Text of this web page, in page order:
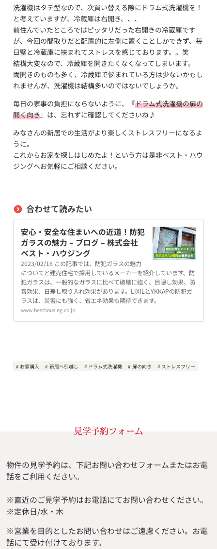
洗濯機はタテ型なので、次買い替える際にドラム式洗濯機を！
と考えていますが、冷蔵庫は右開き、、、
前住んでいたところではピッタリだった右開きの冷蔵庫です
が、今回の間取りだと配置的に左側に置くことしかできず、毎
日壁と冷蔵庫に挟まれてストレスを感じております。。笑
結構大変なので、冷蔵庫を開きたくなくなってしまいます。
両開きのものも多く、冷蔵庫で悩まれている方は少ないかもし
れませんが、洗濯機は結構多いのではないでしょうか。
毎日の家事の負担にならないように、『ドラム式洗濯機の扉の
開く向き』は、忘れずに確認してくださいね♪
みなさんの新居での生活がより楽しくストレスフリーになるよ
うに。
これからお家を探しはじめたよ！という方は是非ベスト・ハウ
ジングへお気軽にご相談ください。
合わせて読みたい
安心・安全な住まいへの近道！防犯
ガラスの魅力 – ブログ – 株式会社
ベスト・ハウジング
2023/02/16 この記事では、防犯ガラスの魅力
についてと建売住宅で採用しているメーカーを紹介しています。防
犯ガラスは、一般的なガラスに比べて破壊に強く、目隠し効果、防
音効果、日差し取り入れ効果があります。LIXILとYKKAPの防犯ガ
ラスは、災害にも強く、省エネ効果も期待できます。
www.besthousing.co.jp
お家購入 新居へ引越し ドラム式洗濯機 扉の向き ストレスフリー
見学予約フォーム
物件の見学予約は、下記お問い合わせフォームまたはお電
話をご利用ください。
※直近のご見学予約はお電話にてお問い合わせください。
※定休日/水・木
※営業を目的としたお問い合わせはご遠慮ください。 お電
話にて受け付けております。